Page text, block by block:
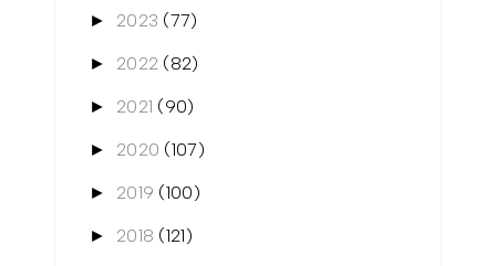
► 2023 (77)
► 2022 (82)
► 2021 (90)
► 2020 (107)
► 2019 (100)
► 2018 (121)